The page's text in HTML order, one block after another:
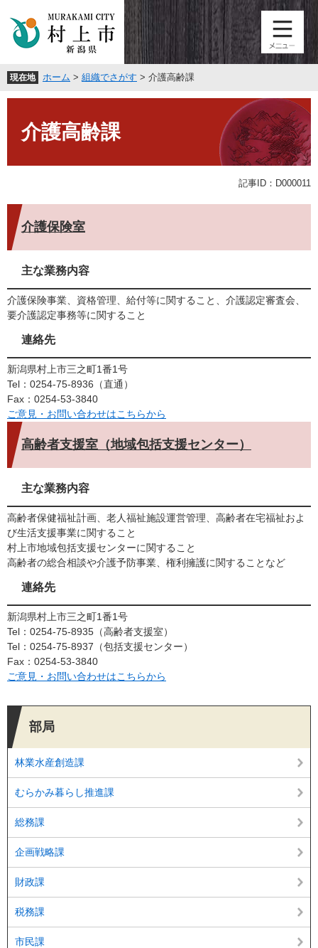
頭
で
飛
ば
現在地 ホーム > 組織でさがす > 介護高齢課
介護高齢課
記事ID：D000011
介護保険室
主な業務内容
介護保険事業、資格管理、給付等に関すること、介護認定審査会、
要介護認定事務等に関すること
連絡先
新潟県村上市三之町1番1号
Tel：0254-75-8936
直通
Fax：0254-53-3840
ご意見・お問い合わせはこちらから
高齢者支援室（地域包括支援センター）
主な業務内容
高齢者保健福祉計画、老人福祉施設運営管理、高齢者在宅福祉およ
び生活支援事業に関すること
村上市地域包括支援センターに関すること
高齢者の総合相談や介護予防事業、権利擁護に関することなど
連絡先
新潟県村上市三之町1番1号
Tel：0254-75-8935
高齢者支援室
Tel：0254-75-8937
包括支援センター
Fax：0254-53-3840
ご意見・お問い合わせはこちらから
部局
林業水産創造課
むらかみ暮らし推進課
総務課
企画戦略課
財政課
税務課
市民課